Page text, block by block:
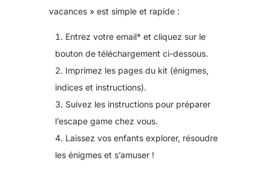
vacances » est simple et rapide :
Entrez votre email* et cliquez sur le
bouton de téléchargement ci-dessous.
Imprimez les pages du kit (énigmes,
indices et instructions).
Suivez les instructions pour préparer
l’escape game chez vous.
Laissez vos enfants explorer, résoudre
les énigmes et s’amuser !